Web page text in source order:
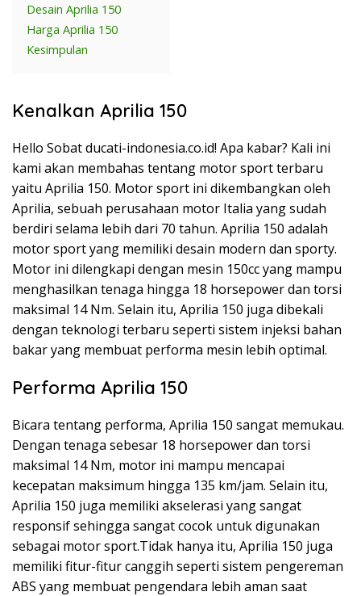
Desain Aprilia 150
Harga Aprilia 150
Kesimpulan
Kenalkan Aprilia 150
Hello Sobat ducati-indonesia.co.id! Apa kabar? Kali ini
kami akan membahas tentang motor sport terbaru
yaitu Aprilia 150. Motor sport ini dikembangkan oleh
Aprilia, sebuah perusahaan motor Italia yang sudah
berdiri selama lebih dari 70 tahun. Aprilia 150 adalah
motor sport yang memiliki desain modern dan sporty.
Motor ini dilengkapi dengan mesin 150cc yang mampu
menghasilkan tenaga hingga 18 horsepower dan torsi
maksimal 14 Nm. Selain itu, Aprilia 150 juga dibekali
dengan teknologi terbaru seperti sistem injeksi bahan
bakar yang membuat performa mesin lebih optimal.
Performa Aprilia 150
Bicara tentang performa, Aprilia 150 sangat memukau.
Dengan tenaga sebesar 18 horsepower dan torsi
maksimal 14 Nm, motor ini mampu mencapai
kecepatan maksimum hingga 135 km/jam. Selain itu,
Aprilia 150 juga memiliki akselerasi yang sangat
responsif sehingga sangat cocok untuk digunakan
sebagai motor sport.Tidak hanya itu, Aprilia 150 juga
memiliki fitur-fitur canggih seperti sistem pengereman
ABS yang membuat pengendara lebih aman saat